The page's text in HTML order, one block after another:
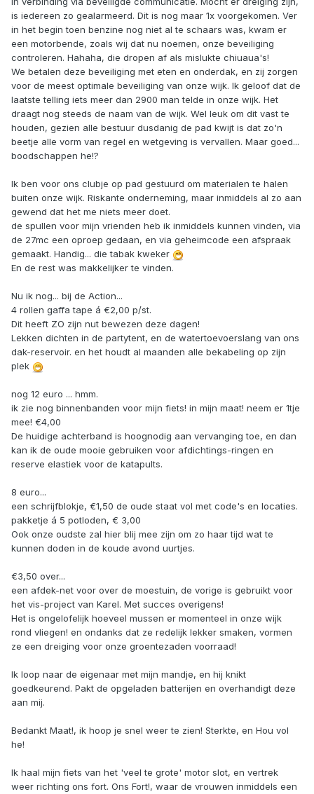
is iedereen zo gealarmeerd. Dit is nog maar 1x voorgekomen. Ver
in het begin toen benzine nog niet al te schaars was, kwam er
een motorbende, zoals wij dat nu noemen, onze beveiliging
controleren. Hahaha, die dropen af als mislukte chiuaua's!
We betalen deze beveiliging met eten en onderdak, en zij zorgen
voor de meest optimale beveiliging van onze wijk. Ik geloof dat de
laatste telling iets meer dan 2900 man telde in onze wijk. Het
draagt nog steeds de naam van de wijk. Wel leuk om dit vast te
houden, gezien alle bestuur dusdanig de pad kwijt is dat zo'n
beetje alle vorm van regel en wetgeving is vervallen. Maar goed...
boodschappen he!?
Ik ben voor ons clubje op pad gestuurd om materialen te halen
buiten onze wijk. Riskante onderneming, maar inmiddels al zo aan
gewend dat het me niets meer doet.
de spullen voor mijn vrienden heb ik inmiddels kunnen vinden, via
de 27mc een oproep gedaan, en via geheimcode een afspraak
gemaakt. Handig... die tabak kweker
En de rest was makkelijker te vinden.
Nu ik nog... bij de Action...
4 rollen gaffa tape á €2,00 p/st.
Dit heeft ZO zijn nut bewezen deze dagen!
Lekken dichten in de partytent, en de watertoevoerslang van ons
dak-reservoir. en het houdt al maanden alle bekabeling op zijn
plek
nog 12 euro ... hmm.
ik zie nog binnenbanden voor mijn fiets! in mijn maat! neem er 1tje
mee! €4,00
De huidige achterband is hoognodig aan vervanging toe, en dan
kan ik de oude mooie gebruiken voor afdichtings-ringen en
reserve elastiek voor de katapults.
8 euro...
een schrijfblokje, €1,50 de oude staat vol met code's en locaties.
pakketje á 5 potloden, € 3,00
Ook onze oudste zal hier blij mee zijn om zo haar tijd wat te
kunnen doden in de koude avond uurtjes.
€3,50 over...
een afdek-net voor over de moestuin, de vorige is gebruikt voor
het vis-project van Karel. Met succes overigens!
Het is ongelofelijk hoeveel mussen er momenteel in onze wijk
rond vliegen! en ondanks dat ze redelijk lekker smaken, vormen
ze een dreiging voor onze groentezaden voorraad!
Ik loop naar de eigenaar met mijn mandje, en hij knikt
goedkeurend. Pakt de opgeladen batterijen en overhandigt deze
aan mij.
Bedankt Maat!, ik hoop je snel weer te zien! Sterkte, en Hou vol
he!
Ik haal mijn fiets van het 'veel te grote' motor slot, en vertrek
weer richting ons fort. Ons Fort!, waar de vrouwen inmiddels een